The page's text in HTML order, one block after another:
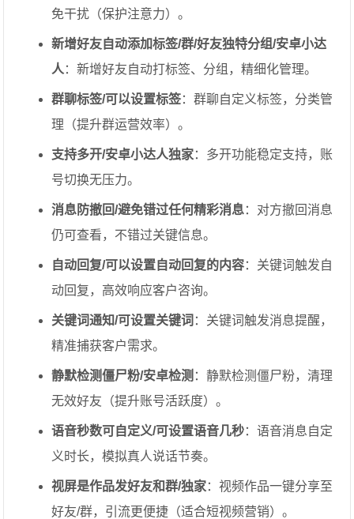
免干扰（保护注意力）。
新增好友自动添加标签/群/好友独特分组/安卓小达
人 ：新增好友自动打标签、分组，精细化管理。
群聊标签/可以设置标签：群聊自定义标签，分类管
理（提升群运营效率）。
支持多开/安卓小达人独家：多开功能稳定支持，账
号切换无压力。
消息防撤回/避免错过任何精彩消息：对方撤回消息
仍可查看，不错过关键信息。
自动回复/可以设置自动回复的内容：关键词触发自
动回复，高效响应客户咨询。
关键词通知/可设置关键词 ：关键词触发消息提醒，
精准捕获客户需求。
静默检测僵尸粉/安卓检测 ：静默检测僵尸粉，清理
无效好友（提升账号活跃度）。
语音秒数可自定义/可设置语音几秒：语音消息自定
义时长，模拟真人说话节奏。
视屏是作品发好友和群/独家：视频作品一键分享至
好友/群，引流更便捷（适合短视频营销）。